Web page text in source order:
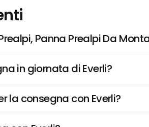
Panna Prealpi Da
in giornata di Everli?
la consegna con Everli?